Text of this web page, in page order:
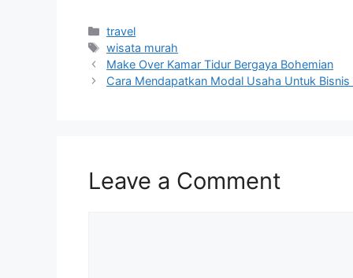
Categories
travel
Tags
wisata murah
Make Over Kamar Tidur Bergaya Bohemian
Cara Mendapatkan Modal Usaha Untuk Bisnis
Leave a Comment